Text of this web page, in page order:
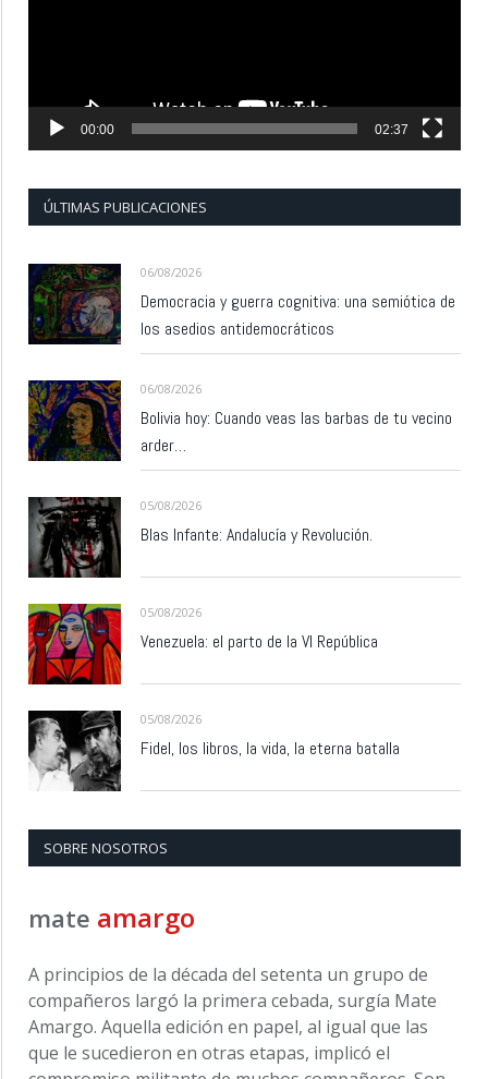
00:00 02:37
ÚLTIMAS PUBLICACIONES
06/08/2026
Democracia y guerra cognitiva: una semiótica de
los asedios antidemocráticos
06/08/2026
Bolivia hoy: Cuando veas las barbas de tu vecino
arder…
05/08/2026
Blas Infante: Andalucía y Revolución.
05/08/2026
Venezuela: el parto de la VI República
05/08/2026
Fidel, los libros, la vida, la eterna batalla
SOBRE NOSOTROS
mate amargo
A principios de la década del setenta un grupo de
compañeros largó la primera cebada, surgía Mate
Amargo. Aquella edición en papel, al igual que las
que le sucedieron en otras etapas, implicó el